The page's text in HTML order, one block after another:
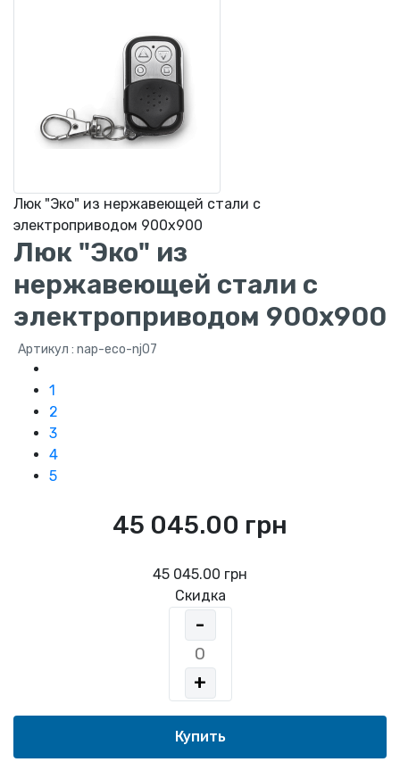
Люк "Эко" из нержавеющей стали с
электроприводом 900х900
Люк "Эко" из
нержавеющей стали с
электроприводом 900х900
Артикул : nap-eco-nj07
1
2
3
4
5
45 045.00 грн
45 045.00 грн
Скидка
-
+